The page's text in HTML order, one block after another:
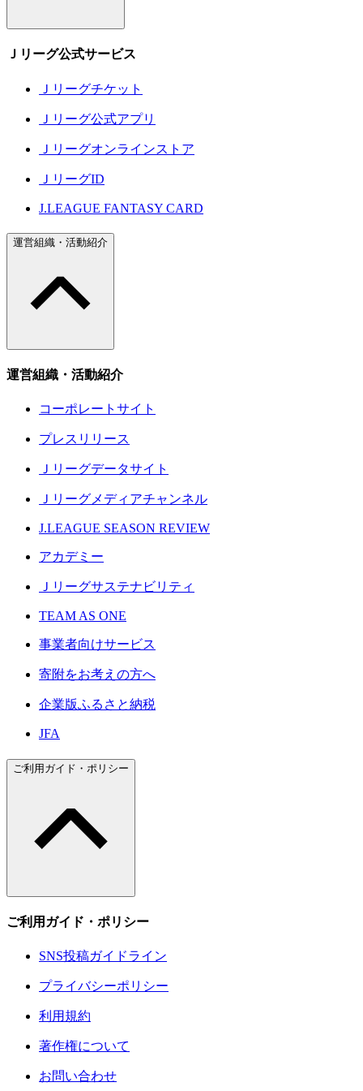
Ｊリーグ公式サービス
Ｊリーグチケット
Ｊリーグ公式アプリ
Ｊリーグオンラインストア
ＪリーグID
J.LEAGUE FANTASY CARD
運営組織・活動紹介
運営組織・活動紹介
コーポレートサイト
プレスリリース
Ｊリーグデータサイト
Ｊリーグメディアチャンネル
J.LEAGUE SEASON REVIEW
アカデミー
Ｊリーグサステナビリティ
TEAM AS ONE
事業者向けサービス
寄附をお考えの方へ
企業版ふるさと納税
JFA
ご利用ガイド・ポリシー
ご利用ガイド・ポリシー
SNS投稿ガイドライン
プライバシーポリシー
利用規約
著作権について
お問い合わせ